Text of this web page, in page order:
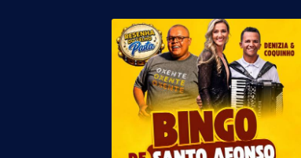
Carlos Miranda - 07 de agosto 2026 às 06:31
deve ter mais um
ensolarado e
moderada